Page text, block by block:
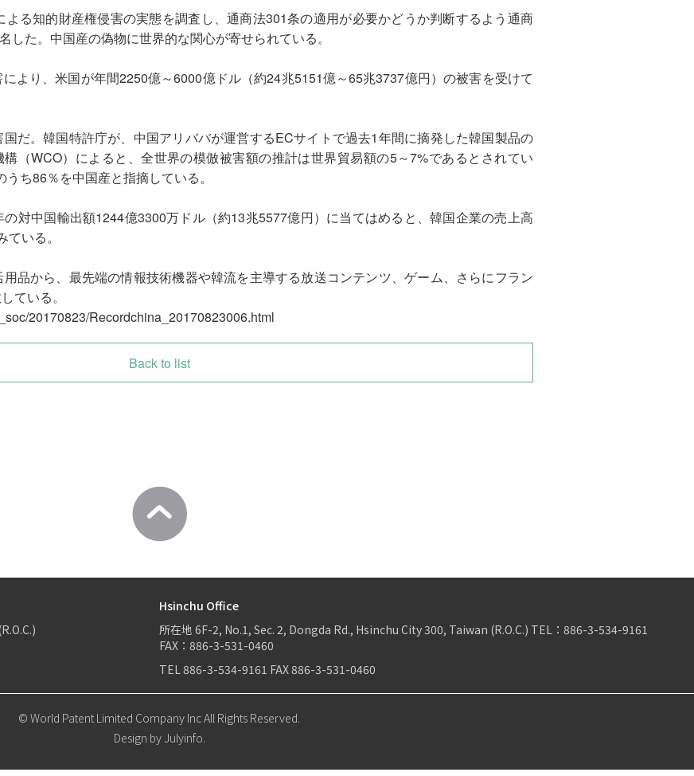
よる知的財産権侵害の実態を調査し、通商法301条の適用が必要かどうか判断するよう通商
た。中国産の偽物に世界的な関心が寄せられている。
より、米国が年間2250億～6000億ドル（約24兆5151億～65兆3737億円）の被害を受けて
だ。韓国特許庁が、中国アリババが運営するECサイトで過去1年間に摘発した韓国製品の
（WCO）によると、全世界の模倣被害額の推計は世界貿易額の5～7%であるとされてい
ち86％を中国産と指摘している。
対中国輸出額1244億3300万ドル（約13兆5577億円）に当てはめると、韓国企業の売上高
いる。
品から、最先端の情報技術機器や韓流を主導する放送コンテンツ、ゲーム、さらにフラン
ている。
20170823/Recordchina_20170823006.html
Back to list
Hsinchu Office
所在地 6F-2, No.1, Sec. 2, Dongda Rd., Hsinchu City 300, Taiwan (R.O.C.) TEL： 886-3-534-9161
FAX：886-3-531-0460
TEL886-3-534-9161 FAX886-3-531-0460
© World Patent Limited Company Inc All Rights Reserved.
Design by Julyinfo.